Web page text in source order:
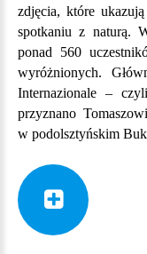
zdjęcia, które
spotkaniu z naturą.
ponad 560
wyróżnionych.
Internazionale –
przyznano
w podolsztyńskim